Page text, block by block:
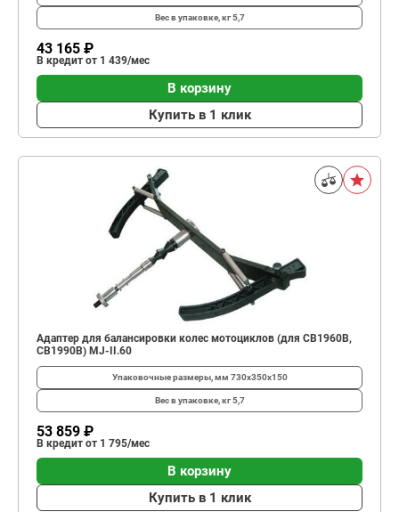
Вес в упаковке, кг5,7
43 165 ₽
В кредит от 1 439/мес
В корзину
Купить в 1 клик
Адаптер для балансировки колес мотоциклов (для CB1960B,
CB1990B) MJ-II.60
Упаковочные размеры, мм 730х350х150
Вес в упаковке, кг5,7
53 859 ₽
В кредит от 1 795/мес
В корзину
Купить в 1 клик